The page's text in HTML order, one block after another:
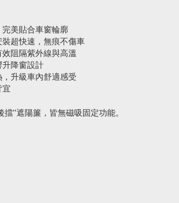
美貼合車窗輪廓
超快速，無痕不傷車
阻隔紫外線與高溫
升降窗設計
升級車內舒適感受
宜
''遮陽簾，皆無磁吸固定功能。